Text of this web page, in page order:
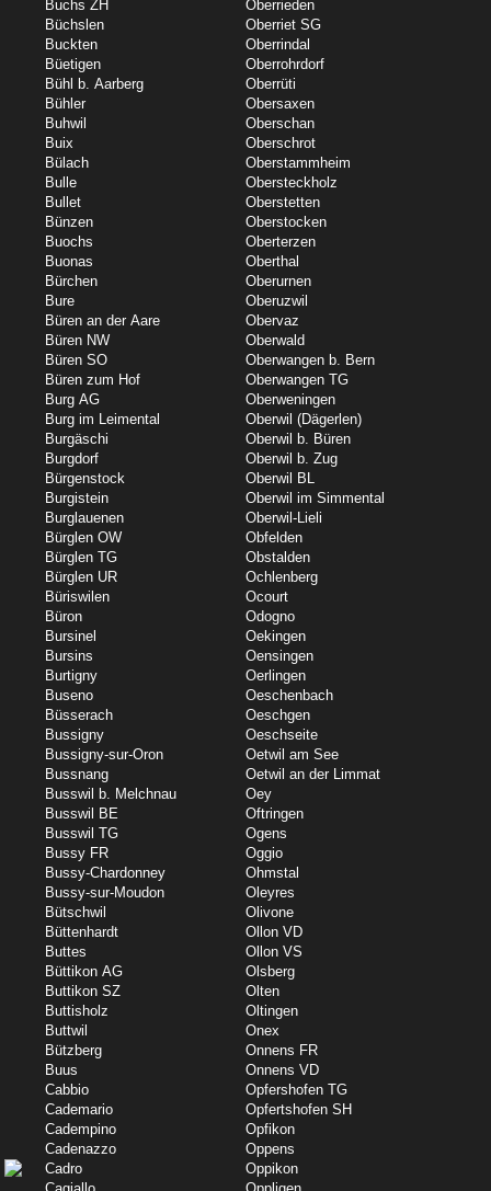
Buchs ZH
Büchslen
Buckten
Büetigen
Bühl b. Aarberg
Bühler
Buhwil
Buix
Bülach
Bulle
Bullet
Bünzen
Buochs
Buonas
Bürchen
Bure
Büren an der Aare
Büren NW
Büren SO
Büren zum Hof
Burg AG
Burg im Leimental
Burgäschi
Burgdorf
Bürgenstock
Burgistein
Burglauenen
Bürglen OW
Bürglen TG
Bürglen UR
Büriswilen
Büron
Bursinel
Bursins
Burtigny
Buseno
Büsserach
Bussigny
Bussigny-sur-Oron
Bussnang
Busswil b. Melchnau
Busswil BE
Busswil TG
Bussy FR
Bussy-Chardonney
Bussy-sur-Moudon
Bütschwil
Büttenhardt
Buttes
Büttikon AG
Buttikon SZ
Buttisholz
Buttwil
Bützberg
Buus
Cabbio
Cademario
Cadempino
Cadenazzo
Cadro
Oberrieden
Oberriet SG
Oberrindal
Oberrohrdorf
Oberrüti
Obersaxen
Oberschan
Oberschrot
Oberstammheim
Obersteckholz
Oberstetten
Oberstocken
Oberterzen
Oberthal
Oberurnen
Oberuzwil
Obervaz
Oberwald
Oberwangen b. Bern
Oberwangen TG
Oberweningen
Oberwil (Dägerlen)
Oberwil b. Büren
Oberwil b. Zug
Oberwil BL
Oberwil im Simmental
Oberwil-Lieli
Obfelden
Obstalden
Ochlenberg
Ocourt
Odogno
Oekingen
Oensingen
Oerlingen
Oeschenbach
Oeschgen
Oeschseite
Oetwil am See
Oetwil an der Limmat
Oey
Oftringen
Ogens
Oggio
Ohmstal
Oleyres
Olivone
Ollon VD
Ollon VS
Olsberg
Olten
Oltingen
Onex
Onnens FR
Onnens VD
Opfershofen TG
Opfertshofen SH
Opfikon
Oppens
Oppikon